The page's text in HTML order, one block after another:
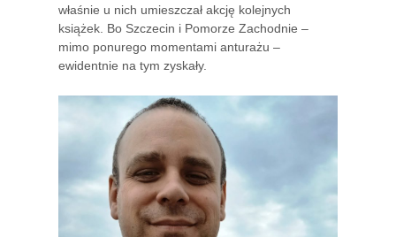
właśnie u nich umieszczał akcję kolejnych
książek. Bo Szczecin i Pomorze Zachodnie –
mimo ponurego momentami anturażu –
ewidentnie na tym zyskały.